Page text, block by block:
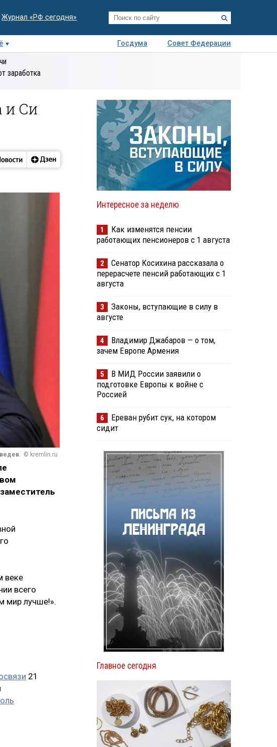
Журнал «РФ сегодня»
Госдума
Совет Федерации
экспертиза
заработка
и Си
© kremlin.ru
веке
всего
мир лучше!».
21
Интересное за неделю
1
Как изменятся пенсии
работающих пенсионеров с 1 августа
2
Сенатор Косихина рассказала о
перерасчете пенсий работающих с 1
августа
3
Законы, вступающие в силу в
августе
4
Владимир Джабаров — о том,
зачем Европе Армения
5
В МИД России заявили о
подготовке Европы к войне с
Россией
6
Ереван рубит сук, на котором
сидит
Главное сегодня